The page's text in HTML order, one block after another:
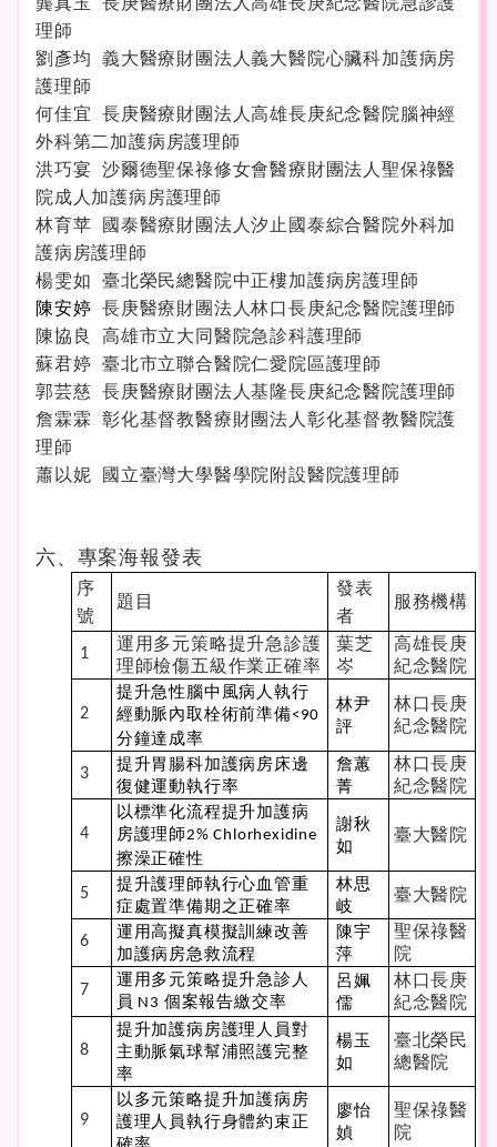
理師
劉彥均 義大醫療財團法人義大醫院心臟科加護病房
護理師
何佳宜
長庚醫療財團法人高雄長庚紀念醫院腦神經
外科第二加護病房護理師
洪巧宴 沙爾德聖保祿修女會醫療財團法人聖保祿醫
院成人加護病房護理師
林育苹
國泰醫療財團法人汐止國泰綜合醫院外科加
護病房護理師
楊雯如
臺北榮民總醫院中正樓加護病房護理師
陳安婷 長庚醫療財團法人林口長庚紀念醫院護理師
陳協良
高雄市立大同醫院急診科護理師
蘇君婷 臺北市立聯合醫院仁愛院區護理師
郭芸慈 長庚醫療財團法人基隆長庚紀念醫院護理師
詹霖霖
彰化基督教醫療財團法人彰化基督教醫院護
理師
蕭以妮
國立臺灣大學醫學院附設醫院護理師
六、專案海報發表
序
號
題目
發表
者
服務機構
1
運用多元策略提升急診護
理師檢傷五級作業正確率
葉芝
岑
高雄長庚
紀念醫院
2
提升急性腦中風病人執行
經動脈內取栓術前準備<90
分鐘達成率
林尹
評
林口長庚
紀念醫院
3
提升胃腸科加護病房床邊
復健運動執行率
詹蕙
菁
林口長庚
紀念醫院
4
以標準化流程提升加護病
房護理師2% Chlorhexidine
擦澡正確性
謝秋
如
臺大醫院
5
提升護理師執行心血管重
症處置準備期之正確率
林思
岐
臺大醫院
6
運用高擬真模擬訓練改善
加護病房急救流程
陳宇
萍
聖保祿醫
院
7
運用多元策略提升急診人
員 N3 個案報告繳交率
呂姵
儒
林口長庚
紀念醫院
8
提升加護病房護理人員對
主動脈氣球幫浦照護完整
率
楊玉
如
臺北榮民
總醫院
9
以多元策略提升加護病房
護理人員執行身體約束正
廖怡
媜
聖保祿醫
院